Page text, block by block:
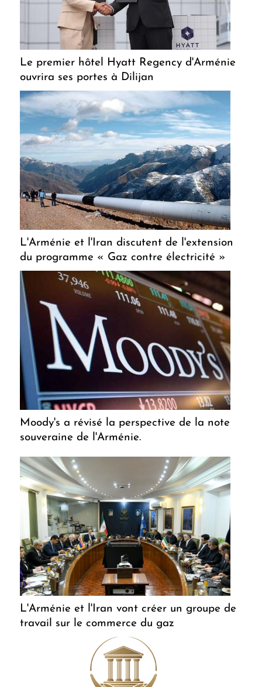
Le premier hôtel Hyatt Regency d'Arménie
ouvrira ses portes à Dilijan
L'Arménie et l'Iran discutent de l'extension
du programme « Gaz contre électricité »
Moody's a révisé la perspective de la note
souveraine de l'Arménie.
L'Arménie et l'Iran vont créer un groupe de
travail sur le commerce du gaz